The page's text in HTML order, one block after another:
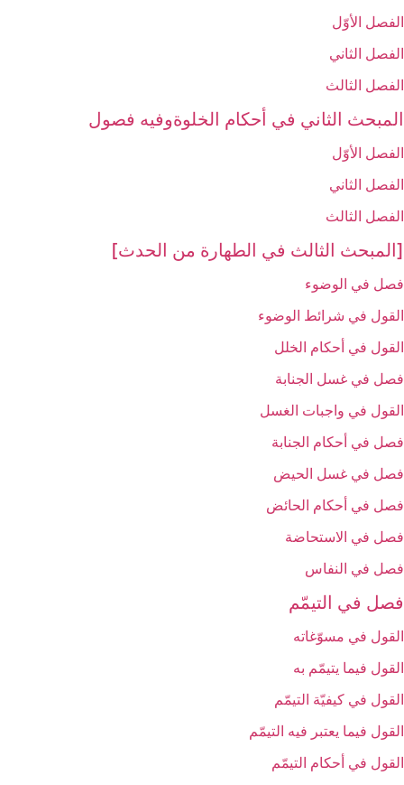
الفصل الأوّل‏
الفصل الثاني‏
الفصل الثالث‏
المبحث الثاني في أحكام الخلوةوفيه فصول
الفصل الأوّل‏
الفصل الثاني‏
الفصل الثالث‏
[المبحث الثالث في الطهارة من الحدث‏]
فصل في الوضوء
القول في شرائط الوضوء
القول في أحكام الخلل‏
فصل في غسل الجنابة
القول في واجبات الغسل‏
فصل في أحكام الجنابة
فصل في غسل الحيض‏
فصل في أحكام الحائض‏
فصل في الاستحاضة
فصل في النفاس‏
فصل في التيمّم‏
القول في مسوّغاته‏
القول فيما يتيمّم به‏
القول في كيفيّة التيمّم‏
القول فيما يعتبر فيه التيمّم‏
القول في أحكام التيمّم‏